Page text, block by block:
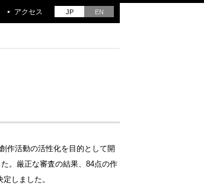
アクセス JP EN
作活動の活性化を目的として開
。厳正な審査の結果、84点の作
しました。